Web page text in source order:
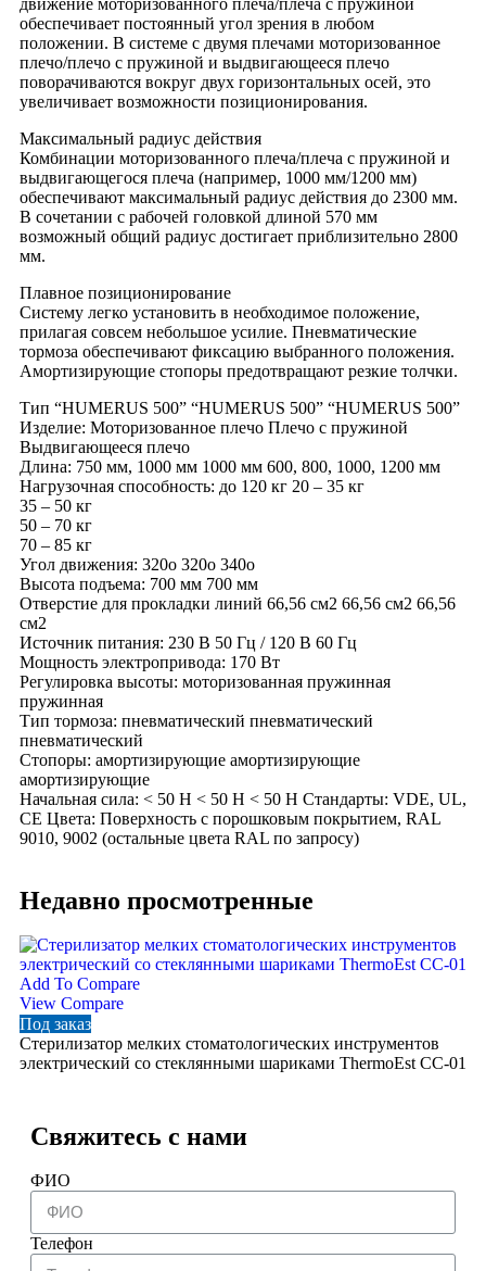
обеспечивает постоянный угол зрения в любом
положении. В системе с двумя плечами моторизованное
плечо/плечо с пружиной и выдвигающееся плечо
поворачиваются вокруг двух горизонтальных осей, это
увеличивает возможности позиционирования.
Максимальный радиус действия
Комбинации моторизованного плеча/плеча с пружиной и
выдвигающегося плеча (например, 1000 мм/1200 мм)
обеспечивают максимальный радиус действия до 2300 мм.
В сочетании с рабочей головкой длиной 570 мм
возможный общий радиус достигает приблизительно 2800
мм.
Плавное позиционирование
Систему легко установить в необходимое положение,
прилагая совсем небольшое усилие. Пневматические
тормоза обеспечивают фиксацию выбранного положения.
Амортизирующие стопоры предотвращают резкие толчки.
Тип “HUMERUS 500” “HUMERUS 500” “HUMERUS 500”
Изделие: Моторизованное плечо Плечо с пружиной
Выдвигающееся плечо
Длина: 750 мм, 1000 мм 1000 мм 600, 800, 1000, 1200 мм
Нагрузочная способность: до 120 кг 20 – 35 кг
35 – 50 кг
50 – 70 кг
70 – 85 кг
Угол движения: 320o 320o 340o
Высота подъема: 700 мм 700 мм
Отверстие для прокладки линий 66,56 см2 66,56 см2 66,56
см2
Источник питания: 230 В 50 Гц / 120 В 60 Гц
Мощность электропривода: 170 Вт
Регулировка высоты: моторизованная пружинная
пружинная
Тип тормоза: пневматический пневматический
пневматический
Стопоры: амортизирующие амортизирующие
амортизирующие
Начальная сила: < 50 Н < 50 Н < 50 Н Стандарты: VDE, UL,
СЕ Цвета: Поверхность с порошковым покрытием, RAL
9010, 9002 (остальные цвета RAL по запросу)
Недавно просмотренные
Add To Compare
View Compare
Под заказ
Стерилизатор мелких стоматологических инструментов
электрический со стеклянными шариками ThermoEst CC-01
Свяжитесь с нами
ФИО
Телефон